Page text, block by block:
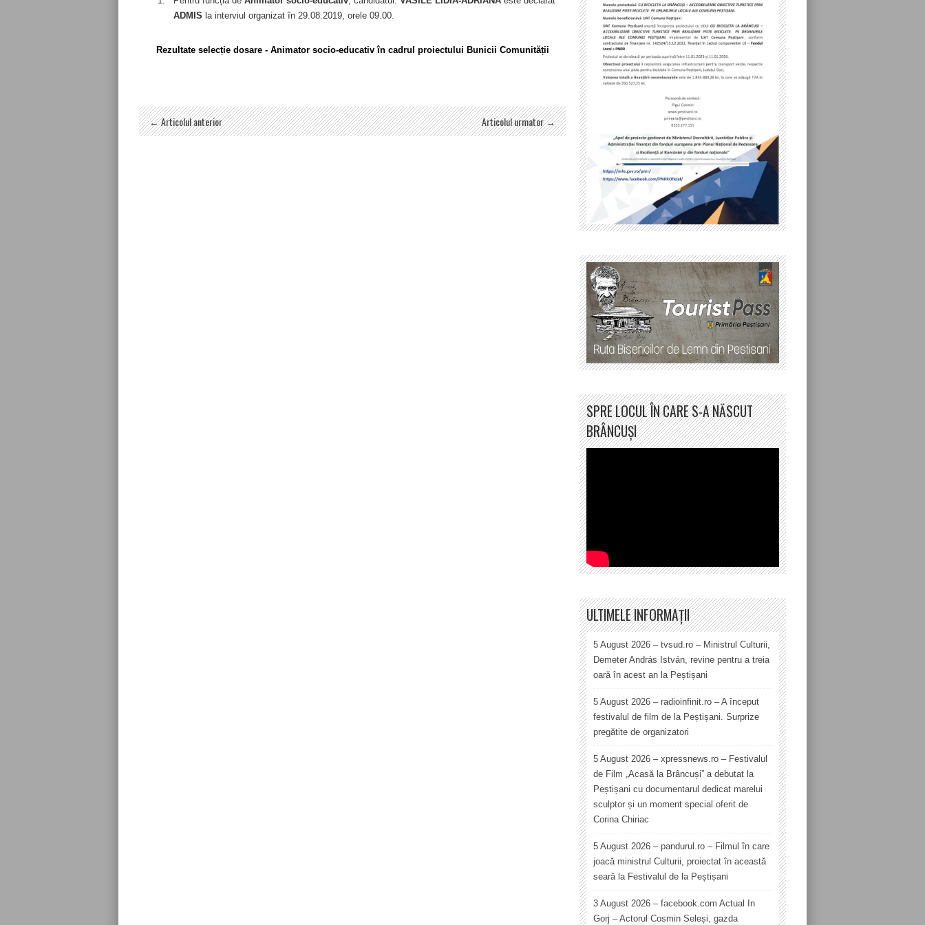
ADMIS la interviul organizat în 29.08.2019, orele 09.00.
Rezultate selecție dosare - Animator socio-educativ în cadrul proiectului Bunicii Comunității
← Articolul anterior Articolul urmator →
SPRE LOCUL ÎN CARE S-A NĂSCUT
BRÂNCUȘI
ULTIMELE INFORMAȚII
5 August 2026 – tvsud.ro – Ministrul Culturii,
Demeter András István, revine pentru a treia
oară în acest an la Peștișani
5 August 2026 – radioinfinit.ro – A început
festivalul de film de la Peștișani. Surprize
pregătite de organizatori
5 August 2026 – xpressnews.ro – Festivalul
de Film „Acasă la Brâncuși” a debutat la
Peștișani cu documentarul dedicat marelui
sculptor și un moment special oferit de
Corina Chiriac
5 August 2026 – pandurul.ro – Filmul în care
joacă ministrul Culturii, proiectat în această
seară la Festivalul de la Peștișani
3 August 2026 – facebook.com Actual In
Gorj – Actorul Cosmin Seleși, gazda